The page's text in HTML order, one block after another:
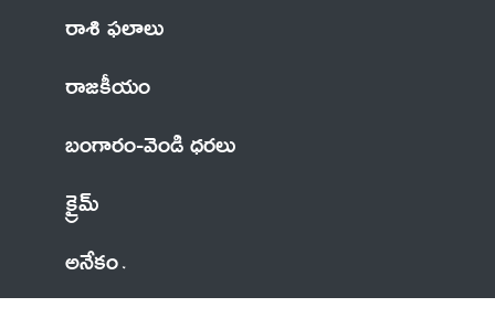
రాశి ఫలాలు
రాజకీయం
బంగారం-వెండి ధరలు
క్రైమ్
అనేకం